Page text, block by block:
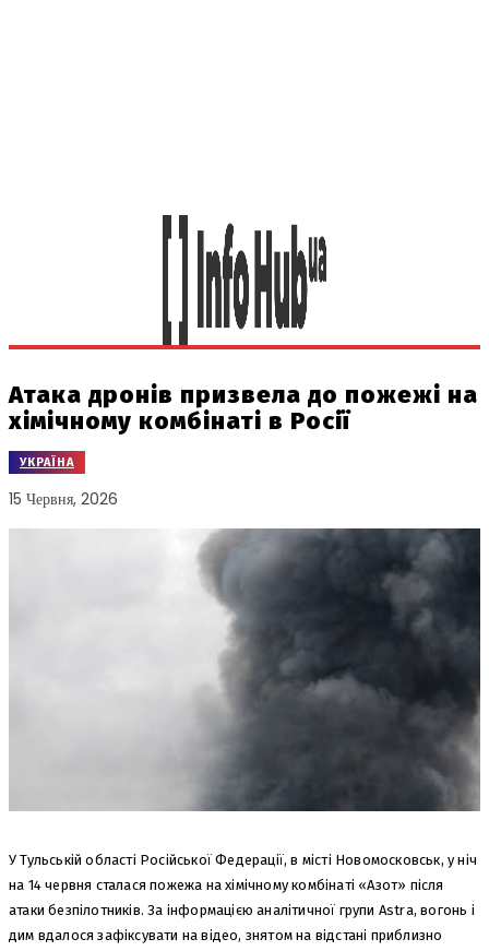
Атака дронів призвела до пожежі на
хімічному комбінаті в Росії
УКРАЇНА
15 Червня, 2026
У Тульській області Російської Федерації, в місті Новомосковськ, у ніч
на 14 червня сталася пожежа на хімічному комбінаті «Азот» після
атаки безпілотників. За інформацією аналітичної групи Astra, вогонь і
дим вдалося зафіксувати на відео, знятом на відстані приблизно